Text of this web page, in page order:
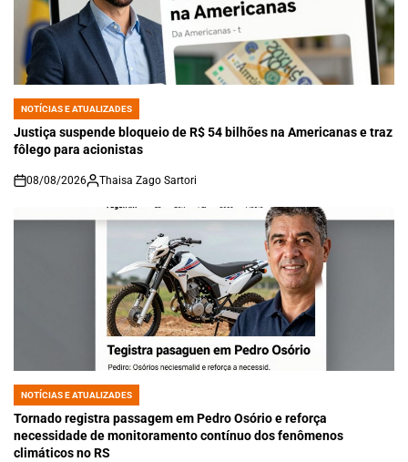
POSTED
IN
NOTÍCIAS E ATUALIZADES
Justiça suspende bloqueio de R$ 54 bilhões na Americanas e traz
fôlego para acionistas
on
08/08/2026 Thaisa Zago Sartori
POSTED
IN
NOTÍCIAS E ATUALIZADES
Tornado registra passagem em Pedro Osório e reforça
necessidade de monitoramento contínuo dos fenômenos
climáticos no RS